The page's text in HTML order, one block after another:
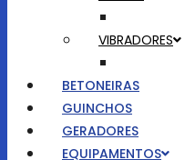
VIBRADORES
BETONEIRAS
GUINCHOS
GERADORES
EQUIPAMENTOS